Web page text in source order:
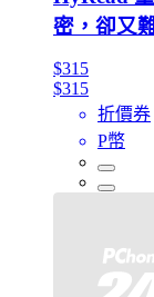
密，卻又
$315
$315
折價券
P幣